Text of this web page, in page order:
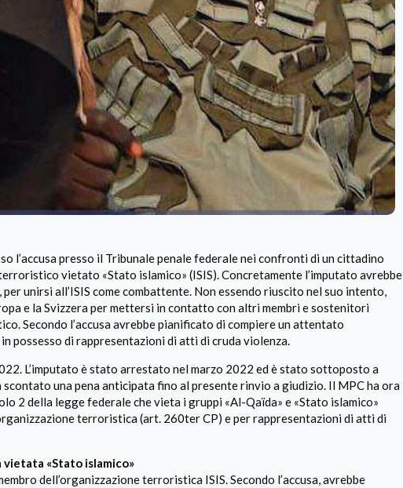
l’accusa presso il Tribunale penale federale nei confronti di un cittadino
vietato «Stato islamico» (ISIS). Concretamente l’imputato avrebbe
unirsi all’ISIS come combattente. Non essendo riuscito nel suo intento,
e la Svizzera per mettersi in contatto con altri membri e sostenitori
Secondo l’accusa avrebbe pianificato di compiere un attentato
possesso di rappresentazioni di atti di cruda violenza.
L’imputato è stato arrestato nel marzo 2022 ed è stato sottoposto a
una pena anticipata fino al presente rinvio a giudizio. Il MPC ha ora
2 della legge federale che vieta i gruppi «Al-Qaïda» e «Stato islamico»
terroristica (art. 260ter CP) e per rappresentazioni di atti di
«Stato islamico»
dell’organizzazione terroristica ISIS. Secondo l’accusa, avrebbe